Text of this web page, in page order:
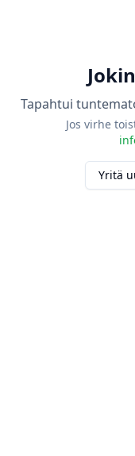
Tapahtui
Jos virhe
Yritä